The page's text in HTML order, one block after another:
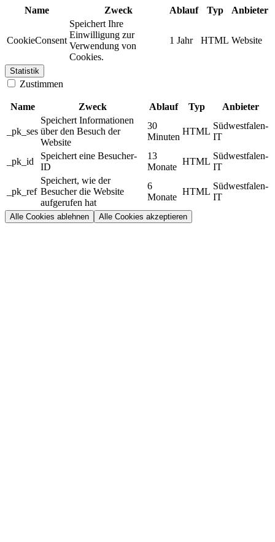
Name Zweck Ablauf Typ Anbieter
CookieConsent
Speichert Ihre
Einwilligung zur
Verwendung von
Cookies.
1 Jahr HTML Website
Statistik
Zustimmen
Name Zweck Ablauf Typ Anbieter
_pk_ses
Speichert Informationen
über den Besuch der
Website
30
Minuten
HTML
Südwestfalen-
IT
_pk_id
Speichert eine Besucher-
ID
13
Monate
HTML
Südwestfalen-
IT
_pk_ref
Speichert, wie der
Besucher die Website
aufgerufen hat
6
Monate
HTML
Südwestfalen-
IT
Alle Cookies ablehnen Alle Cookies akzeptieren